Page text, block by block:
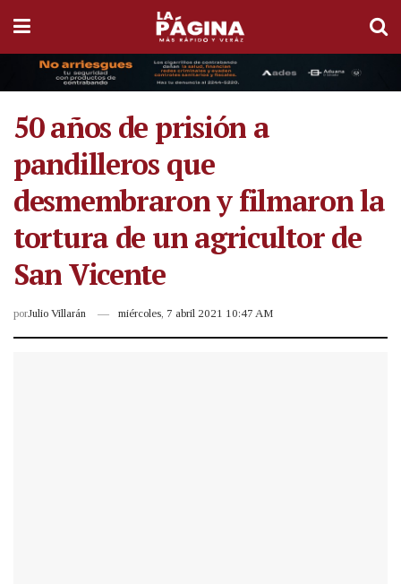
50 años de prisión a
pandilleros que
desmembraron y filmaron la
tortura de un agricultor de
San Vicente
porJulio Villarán miércoles, 7 abril 2021 10:47 AM